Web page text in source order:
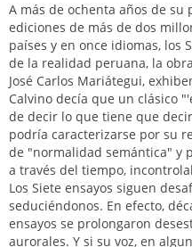
A más de ochenta años de su
ediciones de más de dos
países y en once idiomas, los
de la realidad peruana, la
José Carlos Mariátegui,
Calvino decía que un clásico
de decir lo que tiene que
podría caracterizarse por su
de "normalidad semántica" y
a través del tiempo,
Los Siete ensayos siguen
seduciéndonos. En efecto,
ensayos se prolongaron
aurorales. Y si su voz, en